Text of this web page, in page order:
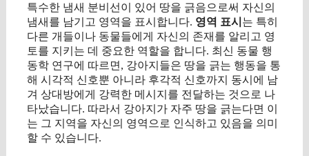
특수한 냄새 분비선이 있어 땅을 긁음으로써 자신의
냄새를 남기고 영역을 표시합니다. 영역 표시 는 특히
다른 개들이나 동물들에게 자신의 존재를 알리고 영
토를 지키는 데 중요한 역할을 합니다. 최신 동물 행
동학 연구에 따르면, 강아지들은 땅을 긁는 행동을 통
해 시각적 신호뿐 아니라 후각적 신호까지 동시에 남
겨 상대방에게 강력한 메시지를 전달하는 것으로 나
타났습니다. 따라서 강아지가 자주 땅을 긁는다면 이
는 그 지역을 자신의 영역으로 인식하고 있음을 의미
할 수 있습니다.